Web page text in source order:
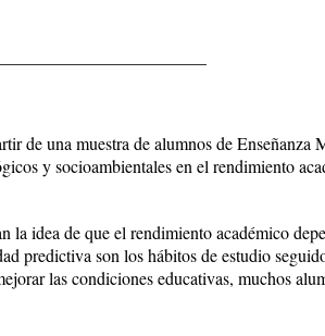
de una muestra de alumnos de Enseñanza
y socioambientales en el rendimiento
la idea de que el rendimiento académico
predictiva son los hábitos de estudio
las condiciones educativas, muchos